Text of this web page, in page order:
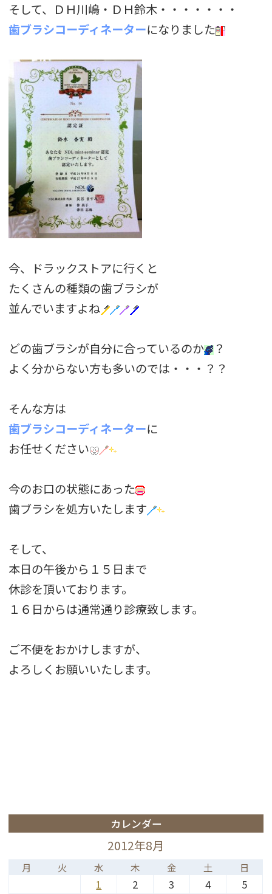
そして、ＤＨ川嶋・ＤＨ鈴木・・・・・・・
歯ブラシコーディネーターになりました
今、ドラックストアに行くと
たくさんの種類の歯ブラシが
並んでいますよね
どの歯ブラシが自分に合っているのか
？
よく分からない方も多いのでは・・・？？
そんな方は
歯ブラシコーディネーターに
お任せください
今のお口の状態にあった
歯ブラシを処方いたします
そして、
本日の午後から１５日まで
休診を頂いております。
１６日からは通常通り診療致します。
ご不便をおかけしますが、
よろしくお願いいたします。
カレンダー
2012年8月
月 火 水 木 金 土 日
1 2 3 4 5